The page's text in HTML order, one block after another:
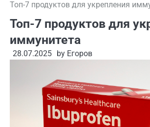
Топ-7 продуктов для укрепления
Топ-7 продуктов для
иммунитета
28.07.2025 by Егоров